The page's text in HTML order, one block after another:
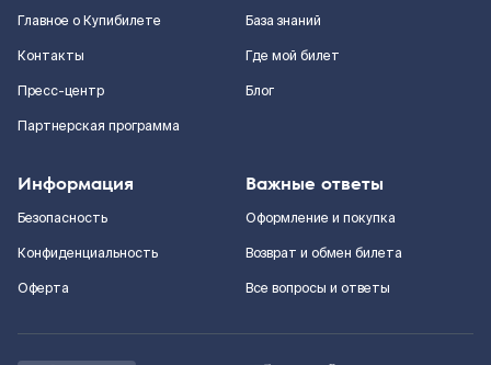
Главное о Купибилете
Контакты
Пресс-центр
Партнерская программа
База знаний
Где мой билет
Блог
Информация
Безопасность
Конфиденциальность
Оферта
Важные ответы
Оформление и покупка
Возврат и обмен билета
Все вопросы и ответы